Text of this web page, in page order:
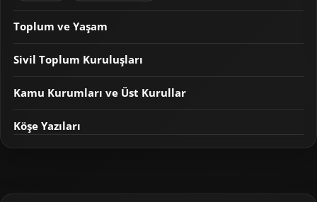
Toplum ve Yaşam
Sivil Toplum Kuruluşları
Kamu Kurumları ve Üst Kurullar
Köşe Yazıları